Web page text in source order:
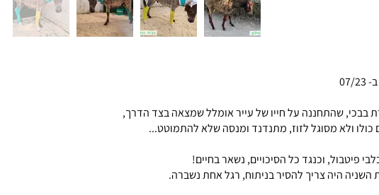
בבכי, שהתחננה על חייו של עייר אומלל שמצאה בצד הדרך,
ולא מסוגל לזוז, מתנדנד ומנסה שלא להתמוטט...
פיטבול, וכנגד כל הסיכויים, נשאר בחיים!
היה צריך להסיר בניתוח, רגל אחת נשברה.